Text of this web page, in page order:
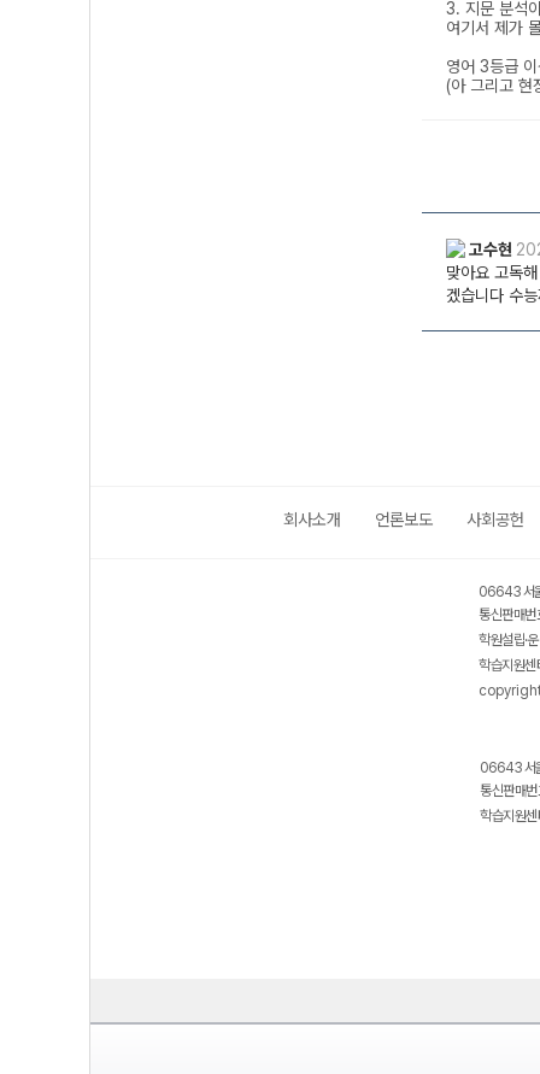
회사소개 언론보도 사회공헌
06643 서
통신판매
학원설립·
학습지원
06643 서
통신판매
학습지원